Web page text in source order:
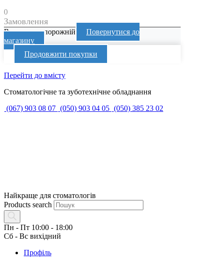
0
Замовлення
Ваш кошик порожній
Повернутися до
магазину
Продовжити покупки
Перейти до вмісту
Стоматологічне та зуботехнічне обладнання
(067) 903 08 07 (050) 903 04 05 (050) 385 23 02
Найкраще для стоматологів
Products search
Пн - Пт 10:00 - 18:00
Сб - Вс вихідний
Профіль